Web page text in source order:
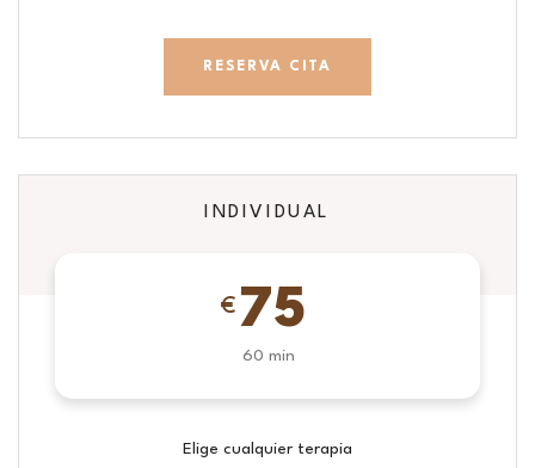
RESERVA CITA
INDIVIDUAL
€ 75
60 min
Elige cualquier terapia